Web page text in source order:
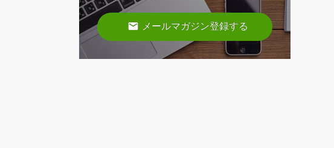
email メールマガジン登録する